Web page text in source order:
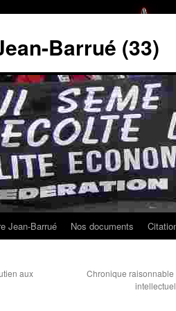
Barrué (33)
Jean-Barrué Nos documents
aux
Chronique raisonnable